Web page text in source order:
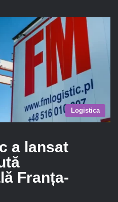
Logistica
a lansat
Franța-